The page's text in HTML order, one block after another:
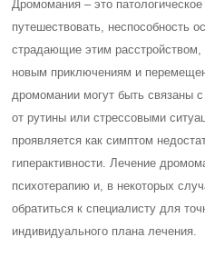
Дромомания – это
путешествовать, неспособность
страдающие этим
новым приключениям и
дромомании могут быть связаны
от рутины или стрессовыми
проявляется как симптом
гиперактивности. Лечение
психотерапию и, в некоторых
обратиться к специалисту для
индивидуального плана лечения.